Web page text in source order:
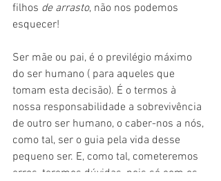
filhos de arrasto, não nos podemos
esquecer!
Ser mãe ou pai, é o previlégio máximo
do ser humano ( para aqueles que
tomam esta decisão). É o termos à
nossa responsabilidade a sobrevivência
de outro ser humano, o caber-nos a nós,
como tal, ser o guia pela vida desse
pequeno ser. E, como tal, cometeremos
erros, teremos dúvidas, pois só com os